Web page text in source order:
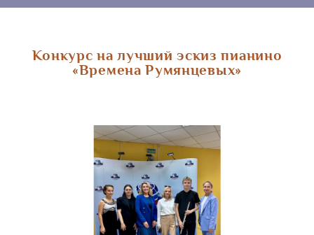
Конкурс на лучший эскиз пианино
«Времена Румянцевых»